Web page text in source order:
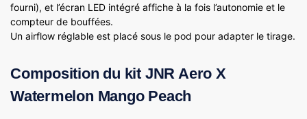
fourni), et l’écran LED intégré affiche à la fois l’autonomie et le
compteur de bouffées.
Un airflow réglable est placé sous le pod pour adapter le tirage.
Composition du kit JNR Aero X
Watermelon Mango Peach